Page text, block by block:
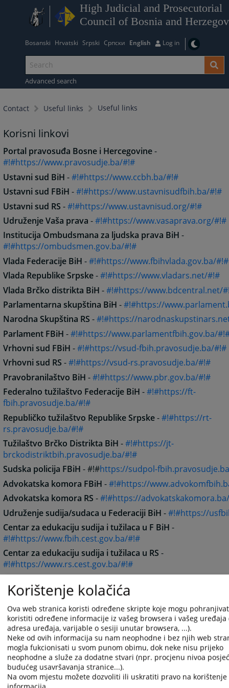
High Judicial and Prosecutorial
Council of Bosnia and
Bosanski Hrvatski Srpski Српски English Log in
Advanced search
Contact Useful links Useful links
Korisni linkovi
Portal pravosuđa Bosne i Hercegovine-
#!#https://www.pravosudje.ba/#!#
Ustavni sud BiH -#!#https://www.ccbh.ba/#!#
Ustavni sud FBiH -#!#https://www.ustavnisudfbih.ba/#!#
Ustavni sud RS -#!#https://www.ustavnisud.org/#!#
Udruženje Vaša prava -#!#https://www.vasaprava.org/#!#
Institucija Ombudsmana za ljudska prava BiH-
#!#https://ombudsmen.gov.ba/#!#
Vlada Federacije BiH -#!#https://www.fbihvlada.gov.ba/#!#
Vlada Republike Srpske-#!#https://www.vladars.net/#!#
Vlada Brčko distrikta BiH -#!#https://www.bdcentral.net/
Parlamentarna skupština BiH -#!#https://
Narodna Skupština RS -#!#https://
Parlament FBiH -#!#https://www.parlamentfbih.gov.ba/
Vrhovni sud FBiH -#!#https://vsud-fbih.pravosudje.ba/#!#
Vrhovni sud RS -#!#https://vsud-rs.pravosudje.ba/#!#
Pravobranilaštvo BiH -#!#https://www.pbr.gov.ba/#!#
Federalno tužilaštvo Federacije BiH -#!#https://ft-
fbih.pravosudje.ba/#!#
Republičko tužilaštvo Republike Srpske-#!#https://rt-
rs.pravosudje.ba/#!#
Tužilaštvo Brčko Distrikta BiH -#!#https://jt-
brckodistriktbih.pravosudje.ba/#!#
Sudska policija FBiH - #!#https://sudpol-
Advokatska komora FBiH -#!#https://
Advokatska komora RS -#!#https://
Udruženje sudija/sudaca u Federaciji BiH-#!#https://
Centar za edukaciju sudija i tužilaca u F BiH -
#!#https://www.fbih.cest.gov.ba/#!#
Centar za edukaciju sudija i tužilaca u RS -
#!#https://www.rs.cest.gov.ba/#!#
Informacioni sistem za upravljanje procesom
(TMS)- #!#https://www.ilearn.gov.ba/#!#
Američka pravna zajednica-#!#https://www.ajs.org/#!#
Evropski sud za ljudska prava-#!#https://
Evropska komisija za efikasnost pravosuđa Vijeća Evrope
#!#CEPEJ#!# -
#!#https://www.coe.int/T/dghl/cooperation/cepej/
Globalni sudovi
Korištenje kolačića
Ova web stranica koristi određene skripte koje mogu
koristiti određene informacije iz vašeg browsera i vašeg uređaja
adresa uređaja, varijable o sesiji unutar browsera, ...).
Neke od ovih informacija su nam neophodne i bez njih web
mogla fukcionisati u svom punom obimu, dok neke nisu prijeko
neophodne a služe za dodatne stvari (npr. procjenu nivoa
budućeg usavršavanja stranice...).
Na ovom mjestu možete dozvoliti ili uskratiti pravo na